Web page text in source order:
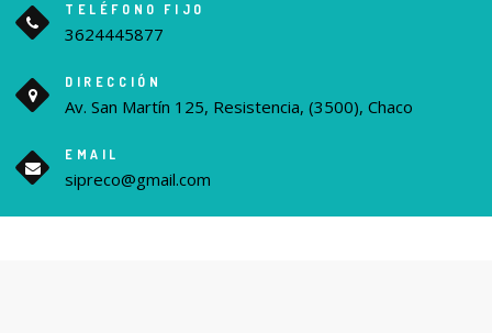
TELÉFONO FIJO
3624445877
DIRECCIÓN
Av. San Martín 125, Resistencia, (3500), Chaco
EMAIL
sipreco@gmail.com